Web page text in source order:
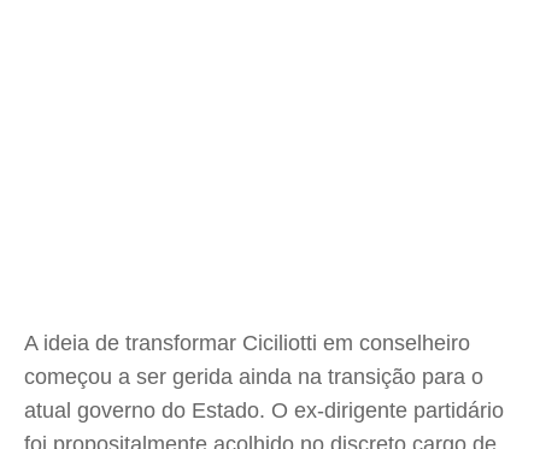
A ideia de transformar Ciciliotti em conselheiro
começou a ser gerida ainda na transição para o
atual governo do Estado. O ex-dirigente partidário
foi propositalmente acolhido no discreto cargo de